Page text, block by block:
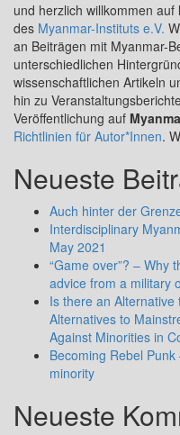
und herzlich willkommen auf
des Myanmar-Instituts e.V.
an Beiträgen mit Myanmar-
unterschiedlichen
wissenschaftlichen Artikeln
hin zu
Veröffentlichung auf
Richtlinien für Autor*Innen.
Neueste
Auch hinter der
Interdisciplinary
May 2021
“Game over”? – Why
advice from a military
Is there an
Alternatives to
Against Minorities in
Becoming Rebel
minority
Neueste